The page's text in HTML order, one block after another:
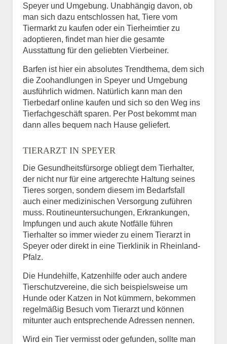
Speyer und Umgebung. Unabhängig davon, ob
man sich dazu entschlossen hat, Tiere vom
Tiermarkt zu kaufen oder ein Tierheimtier zu
adoptieren, findet man hier die gesamte
Ausstattung für den geliebten Vierbeiner.
Barfen ist hier ein absolutes Trendthema, dem sich
die Zoohandlungen in Speyer und Umgebung
ausführlich widmen. Natürlich kann man den
Tierbedarf online kaufen und sich so den Weg ins
Tierfachgeschäft sparen. Per Post bekommt man
dann alles bequem nach Hause geliefert.
TIERARZT IN SPEYER
Die Gesundheitsfürsorge obliegt dem Tierhalter,
der nicht nur für eine artgerechte Haltung seines
Tieres sorgen, sondern diesem im Bedarfsfall
auch einer medizinischen Versorgung zuführen
muss. Routineuntersuchungen, Erkrankungen,
Impfungen und auch akute Notfälle führen
Tierhalter so immer wieder zu einem Tierarzt in
Speyer oder direkt in eine Tierklinik in Rheinland-
Pfalz.
Die Hundehilfe, Katzenhilfe oder auch andere
Tierschutzvereine, die sich beispielsweise um
Hunde oder Katzen in Not kümmern, bekommen
regelmäßig Besuch vom Tierarzt und können
mitunter auch entsprechende Adressen nennen.
Wird ein Tier vermisst oder gefunden, sollte man